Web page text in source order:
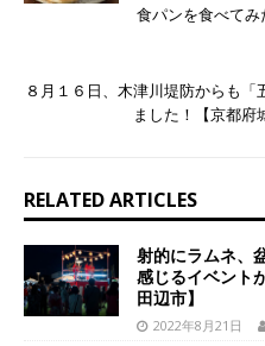
食パンを食べてみ
８月１６日、木津川堤防からも「
ました！【京都府
RELATED ARTICLES
射的にラムネ、
感じるイベント
田辺市】
2022年8月21日